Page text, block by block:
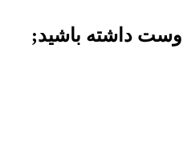
داشته باشید;